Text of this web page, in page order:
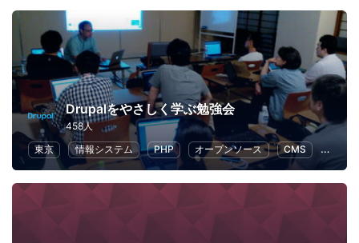
Drupalをやさしく学ぶ勉強会
458人
東京
情報システム PHP オープンソース CMS Drupal